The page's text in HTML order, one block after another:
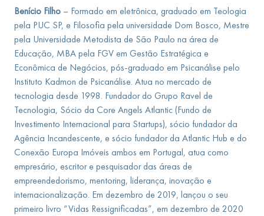
Benício Filho – Formado em eletrônica, graduado em Teologia
pela PUC SP, e Filosofia pela universidade Dom Bosco, Mestre
pela Universidade Metodista de São Paulo na área de
Educação, MBA pela FGV em Gestão Estratégica e
Econômica de Negócios, pós-graduado em Psicanálise pelo
Instituto Kadmon de Psicanálise. Atua no mercado de
tecnologia desde 1998. Fundador do Grupo Ravel de
Tecnologia, Sócio da Core Angels Atlantic (Fundo de
Investimento Internacional para Startups), sócio fundador da
Agência Incandescente, e sócio fundador da Atlantic Hub e do
Conexão Europa Imóveis ambos em Portugal, atua como
empresário, escritor e pesquisador das áreas de
empreendedorismo, mentoring, liderança, inovação e
internacionalização. Em dezembro de 2019, lançou o seu
primeiro livro “Vidas Ressignificadas”, em dezembro de 2020